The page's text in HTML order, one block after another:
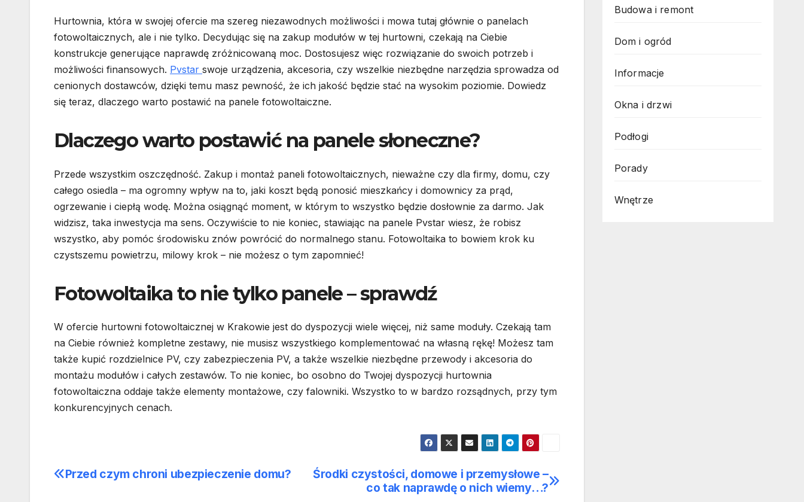
Hurtownia, która w swojej ofercie ma szereg niezawodnych możliwości i mowa tutaj głównie o panelach
fotowoltaicznych, ale i nie tylko. Decydując się na zakup modułów w tej hurtowni, czekają na Ciebie
konstrukcje generujące naprawdę zróżnicowaną moc. Dostosujesz więc rozwiązanie do swoich potrzeb i
możliwości finansowych. Pvstar swoje urządzenia, akcesoria, czy wszelkie niezbędne narzędzia sprowadza od
cenionych dostawców, dzięki temu masz pewność, że ich jakość będzie stać na wysokim poziomie. Dowiedz
się teraz, dlaczego warto postawić na panele fotowoltaiczne.
Dlaczego warto postawić na panele słoneczne?
Przede wszystkim oszczędność. Zakup i montaż paneli fotowoltaicznych, nieważne czy dla firmy, domu, czy
całego osiedla – ma ogromny wpływ na to, jaki koszt będą ponosić mieszkańcy i domownicy za prąd,
ogrzewanie i ciepłą wodę. Można osiągnąć moment, w którym to wszystko będzie dosłownie za darmo. Jak
widzisz, taka inwestycja ma sens. Oczywiście to nie koniec, stawiając na panele Pvstar wiesz, że robisz
wszystko, aby pomóc środowisku znów powrócić do normalnego stanu. Fotowoltaika to bowiem krok ku
czystszemu powietrzu, milowy krok – nie możesz o tym zapomnieć!
Fotowoltaika to nie tylko panele – sprawdź
W ofercie hurtowni fotowoltaicznej w Krakowie jest do dyspozycji wiele więcej, niż same moduły. Czekają tam
na Ciebie również kompletne zestawy, nie musisz wszystkiego komplementować na własną rękę! Możesz tam
także kupić rozdzielnice PV, czy zabezpieczenia PV, a także wszelkie niezbędne przewody i akcesoria do
montażu modułów i całych zestawów. To nie koniec, bo osobno do Twojej dyspozycji hurtownia
fotowoltaiczna oddaje także elementy montażowe, czy falowniki. Wszystko to w bardzo rozsądnych, przy tym
konkurencyjnych cenach.
Nawigacja
Środki czystości, domowe i przemysłowe –
co tak naprawdę o nich wiemy…?
Przed czym chroni ubezpieczenie domu?
Budowa i remont
Dom i ogród
Informacje
Okna i drzwi
Podłogi
Porady
Wnętrze